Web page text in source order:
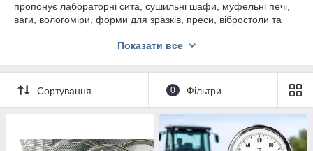
пропонує лабораторні сита, сушильні шафи, муфельні печі,
ваги, вологоміри, форми для зразків, преси, вібростоли та
обладнання під задачі вашої лабораторії, підготуємо рахунок
консультації: 050 595 64 47
Показати все
Сортування 0 Фільтри